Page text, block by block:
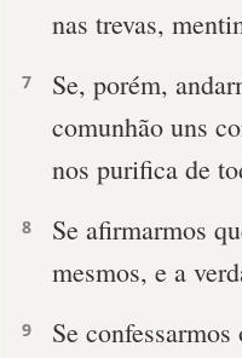
nas trevas,
7
Se, porém,
comunhão uns
nos purifica de
8
Se afirmarmos
mesmos, e a
9
Se